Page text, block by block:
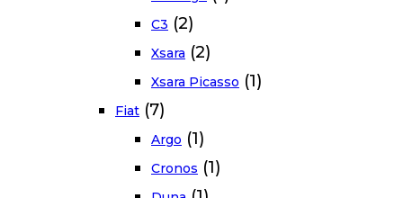
C3 (2)
Xsara (2)
Xsara Picasso (1)
Fiat (7)
Argo (1)
Cronos (1)